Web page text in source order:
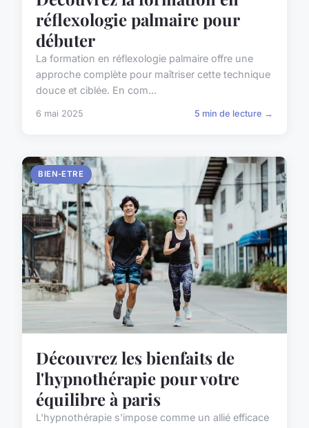
réflexologie palmaire pour
débuter
La formation en réflexologie palmaire offre une
approche complète pour maîtriser cette technique
douce et ciblée. En com...
6 mai 2025 5 min de lecture →
BIEN-ETRE
Découvrez les bienfaits de
l'hypnothérapie pour votre
équilibre à paris
L'hypnothérapie s'impose comme un allié efficace